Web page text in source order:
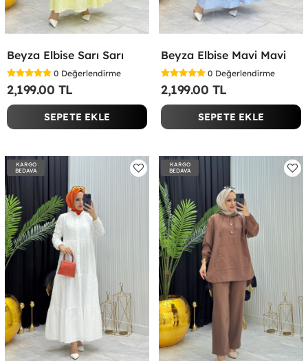
Beyza Elbise Sarı Sarı
0 Değerlendirme
2,199.00 TL
SEPETE EKLE
Beyza Elbise Mavi Mavi
0 Değerlendirme
2,199.00 TL
SEPETE EKLE
KARGO
BEDAVA
KARGO
BEDAVA